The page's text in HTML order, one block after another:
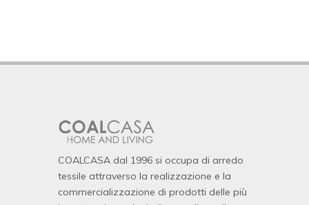
COALCASA dal 1996 si occupa di arredo
tessile attraverso la realizzazione e la
commercializzazione di prodotti delle più